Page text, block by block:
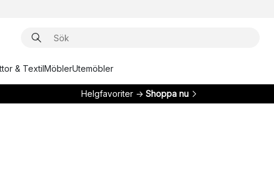
& TextilMöblerUtemöbler
Helgfavoriter → Shoppa nu